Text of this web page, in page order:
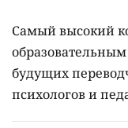
Самый высокий
будущих
психологов и